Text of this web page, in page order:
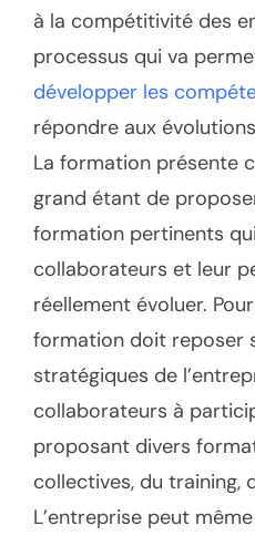
à la compétitivité des
processus qui va
développer les
répondre aux
La formation présente
grand étant de
formation pertinents
collaborateurs et leur
réellement évoluer.
formation doit reposer
stratégiques de
collaborateurs à
proposant divers
collectives, du training,
L’entreprise peut